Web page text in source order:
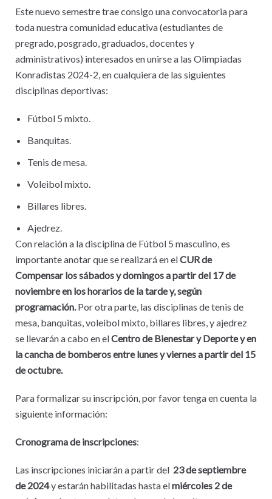
Este nuevo semestre trae consigo una convocatoria para
toda nuestra comunidad educativa (estudiantes de
pregrado, posgrado, graduados, docentes y
administrativos) interesados en unirse a las Olimpiadas
Konradistas 2024-2, en cualquiera de las siguientes
disciplinas deportivas:
Fútbol 5 mixto.
Banquitas.
Tenis de mesa.
Voleibol mixto.
Billares libres.
Ajedrez.
Con relación a la disciplina de Fútbol 5 masculino, es
importante anotar que se realizará en elCUR de
Compensar los sábados y domingos a partir del 17 de
noviembre en los horarios de la tarde y, según
programación.Por otra parte, las disciplinas de tenis de
mesa, banquitas, voleibol mixto, billares libres, y ajedrez
se llevarán a cabo en elCentro de Bienestar y Deporte y en
la cancha de bomberos entre lunes y viernes a partir del 15
de octubre.
Para formalizar su inscripción, por favor tenga en cuenta la
siguiente información:
Cronograma de inscripciones:
Las inscripciones iniciarán a partir del 23 de septiembre
de 2024y estarán habilitadas hasta elmiércoles 2de